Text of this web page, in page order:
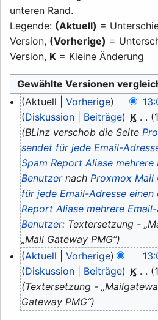
unteren Rand.
Legende: (Aktuell) =
Version, (Vorherige) =
Version, K = Kleine Änderung
3.
Mai
2025
Aktuell Vorherige
Diskussion
Beiträge K
BLinz verschob die Seite
sendet für jede Email-
Spam Report Aliase
Benutzernach Proxmox Mail
für jede Email-Adresse einen
Report Aliase mehrere
Benutzer: Textersetzung -
„Mail Gateway PMG“
Aktuell
Vorherige
Diskussion
Beiträge K
Textersetzung -
Gateway PMG“